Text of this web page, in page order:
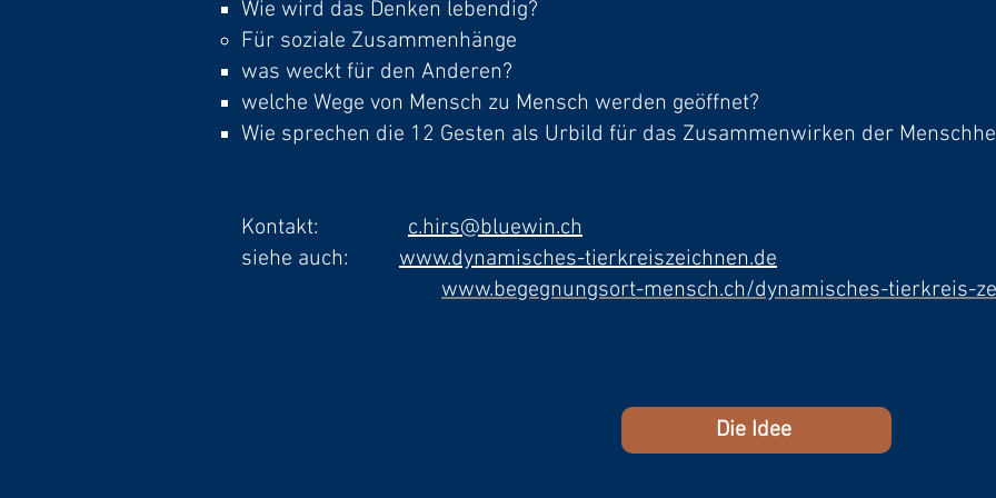
Wie wird das Denken lebendig?
Für soziale Zusammenhänge
was weckt für den Anderen?
welche Wege von Mensch zu Mensch werden geöffnet?
Wie sprechen die 12 Gesten als Urbild für das Zusammenwirken der
Kontakt: c.hirs@bluewin.ch
siehe auch: www.dynamisches-tierkreiszeichnen.de
www.begegnungsort-mensch.ch/dynamisches-tierkreis-
Die Idee